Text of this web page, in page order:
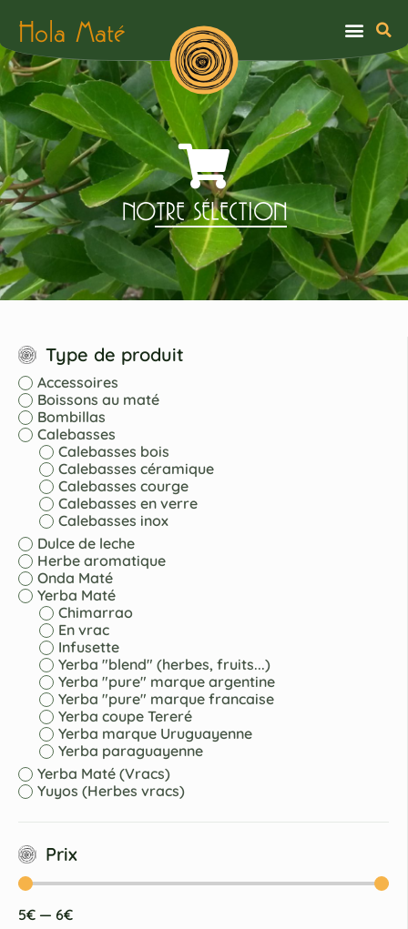
Hola Maté
NOTRE SÉLECTION
Type de produit
Accessoires
Boissons au maté
Bombillas
Calebasses
Calebasses bois
Calebasses céramique
Calebasses courge
Calebasses en verre
Calebasses inox
Dulce de leche
Herbe aromatique
Onda Maté
Yerba Maté
Chimarrao
En vrac
Infusette
Yerba "blend" (herbes, fruits...)
Yerba "pure" marque argentine
Yerba "pure" marque francaise
Yerba coupe Tereré
Yerba marque Uruguayenne
Yerba paraguayenne
Yerba Maté (Vracs)
Yuyos (Herbes vracs)
Prix
5€ — 6€